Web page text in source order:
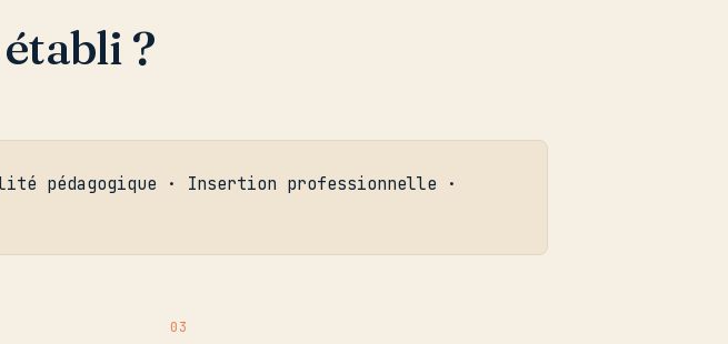
?
pédagogique · Insertion professionnelle ·
03